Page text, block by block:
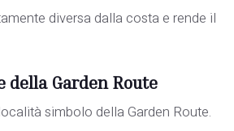
diversa dalla costa e rende il
della Garden Route
simbolo della Garden Route.